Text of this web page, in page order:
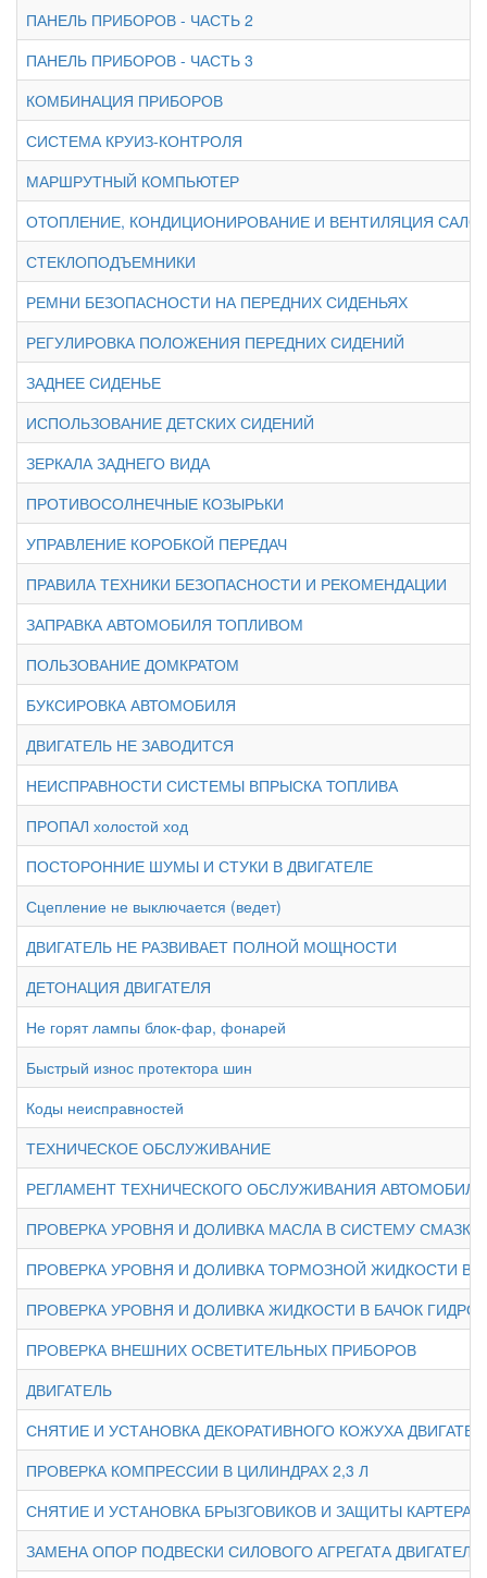
ПАНЕЛЬ ПРИБОРОВ - ЧАСТЬ 2
ПАНЕЛЬ ПРИБОРОВ - ЧАСТЬ 3
КОМБИНАЦИЯ ПРИБОРОВ
СИСТЕМА КРУИЗ-КОНТРОЛЯ
МАРШРУТНЫЙ КОМПЬЮТЕР
ОТОПЛЕНИЕ, КОНДИЦИОНИРОВАНИЕ И ВЕНТИЛЯЦИЯ
СТЕКЛОПОДЪЕМНИКИ
РЕМНИ БЕЗОПАСНОСТИ НА ПЕРЕДНИХ СИДЕНЬЯХ
РЕГУЛИРОВКА ПОЛОЖЕНИЯ ПЕРЕДНИХ СИДЕНИЙ
ЗАДНЕЕ СИДЕНЬЕ
ИСПОЛЬЗОВАНИЕ ДЕТСКИХ СИДЕНИЙ
ЗЕРКАЛА ЗАДНЕГО ВИДА
ПРОТИВОСОЛНЕЧНЫЕ КОЗЫРЬКИ
УПРАВЛЕНИЕ КОРОБКОЙ ПЕРЕДАЧ
ПРАВИЛА ТЕХНИКИ БЕЗОПАСНОСТИ И РЕКОМЕНДАЦИИ
ЗАПРАВКА АВТОМОБИЛЯ ТОПЛИВОМ
ПОЛЬЗОВАНИЕ ДОМКРАТОМ
БУКСИРОВКА АВТОМОБИЛЯ
ДВИГАТЕЛЬ НЕ ЗАВОДИТСЯ
НЕИСПРАВНОСТИ СИСТЕМЫ ВПРЫСКА ТОПЛИВА
ПРОПАЛ холостой ход
ПОСТОРОННИЕ ШУМЫ И СТУКИ В ДВИГАТЕЛЕ
Сцепление не выключается (ведет)
ДВИГАТЕЛЬ НЕ РАЗВИВАЕТ ПОЛНОЙ МОЩНОСТИ
ДЕТОНАЦИЯ ДВИГАТЕЛЯ
Не горят лампы блок-фар, фонарей
Быстрый износ протектора шин
Коды неисправностей
ТЕХНИЧЕСКОЕ ОБСЛУЖИВАНИЕ
РЕГЛАМЕНТ ТЕХНИЧЕСКОГО ОБСЛУЖИВАНИЯ АВТОМОБИЛЯ
ПРОВЕРКА УРОВНЯ И ДОЛИВКА МАСЛА В СИСТЕМУ СМАЗКИ
ПРОВЕРКА УРОВНЯ И ДОЛИВКА ТОРМОЗНОЙ ЖИДКОСТИ В
ПРОВЕРКА УРОВНЯ И ДОЛИВКА ЖИДКОСТИ В БАЧОК
ПРОВЕРКА ВНЕШНИХ ОСВЕТИТЕЛЬНЫХ ПРИБОРОВ
ДВИГАТЕЛЬ
СНЯТИЕ И УСТАНОВКА ДЕКОРАТИВНОГО КОЖУХА
ПРОВЕРКА КОМПРЕССИИ В ЦИЛИНДРАХ 2,3 Л
СНЯТИЕ И УСТАНОВКА БРЫЗГОВИКОВ И ЗАЩИТЫ КАРТЕРА
ЗАМЕНА ОПОР ПОДВЕСКИ СИЛОВОГО АГРЕГАТА ДВИГАТЕЛЯ